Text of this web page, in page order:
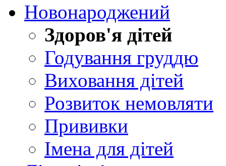
Новонароджений
Здоров'я дітей
Годування груддю
Виховання дітей
Розвиток немовляти
Прививки
Імена для дітей